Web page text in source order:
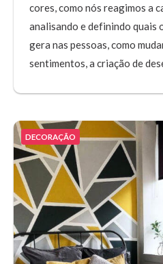
cores, como nós reagimos a
analisando e definindo quais
gera nas pessoas, como
sentimentos, a criação de
DECORAÇÃO